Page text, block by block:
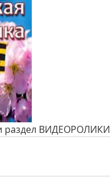
раздел ВИДЕОРОЛИКИ